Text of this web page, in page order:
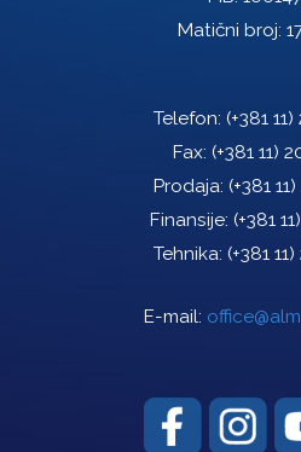
Matični broj:
Telefon: (+381
Fax: (+381 11)
Prodaja: (+381
Finansije: (+381
Tehnika: (+381
E-mail: